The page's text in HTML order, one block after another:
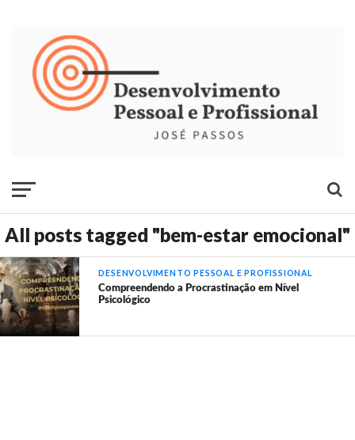
All posts tagged "bem-estar emocional"
DESENVOLVIMENTO PESSOAL E PROFISSIONAL
Compreendendo a Procrastinação em Nível
Psicológico